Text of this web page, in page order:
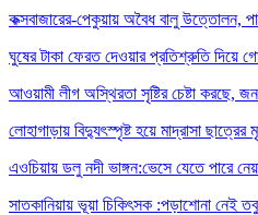
কক্সবাজারের-পেকুয়ায় অবৈধ বালু উত্তোলন,
ঘুষের টাকা ফেরত দেওয়ার প্রতিশ্রুতি দিয়ে
আওয়ামী লীগ অস্থিরতা সৃষ্টির চেষ্টা করছে,
লোহাগাড়ায় বিদ্যুৎস্পৃষ্ট হয়ে মাদ্রাসা ছাত্রের
এওচিয়ায় ডলু নদী ভাঙ্গন:ভেসে যেতে পারে
সাতকানিয়ায় ভূয়া চিকিৎসক :পড়াশোনা নেই